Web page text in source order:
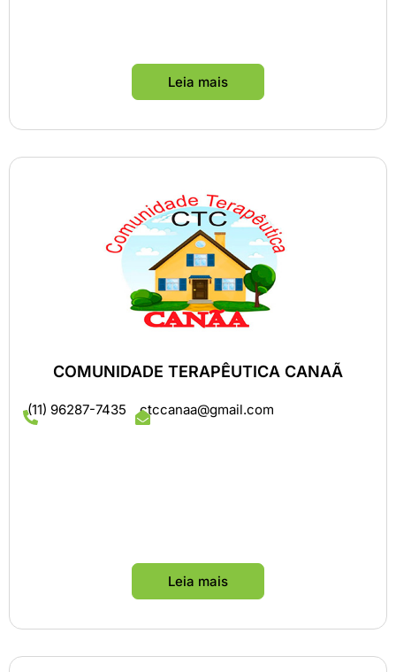
Leia mais
COMUNIDADE TERAPÊUTICA CANAÃ
(11) 96287-7435 ctccanaa@gmail.com
Leia mais